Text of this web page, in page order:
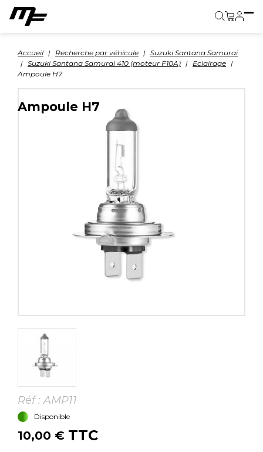
Accueil Recherche par véhicule
Suzuki Santana Samurai
Suzuki Santana Samurai 410 (moteur F10A)
Eclairage
Ampoule H7
Ampoule H7
Réf : AMP11
Disponible
10,00 € TTC